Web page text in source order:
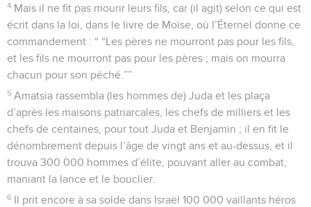
4 Mais il ne fit pas mourir leurs fils, car (il agit) selon ce qui est
écrit dans la loi, dans le livre de Moïse, où l’Éternel donne ce
commandement : “ “Les pères ne mourront pas pour les fils,
et les fils ne mourront pas pour les pères ; mais on mourra
chacun pour son péché.””
5 Amatsia rassembla (les hommes de) Juda et les plaça
d’après les maisons patriarcales, les chefs de milliers et les
chefs de centaines, pour tout Juda et Benjamin ; il en fit le
dénombrement depuis l’âge de vingt ans et au-dessus, et il
trouva 300 000 hommes d’élite, pouvant aller au combat,
maniant la lance et le bouclier.
6 Il prit encore à sa solde dans Israël 100 000 vaillants héros